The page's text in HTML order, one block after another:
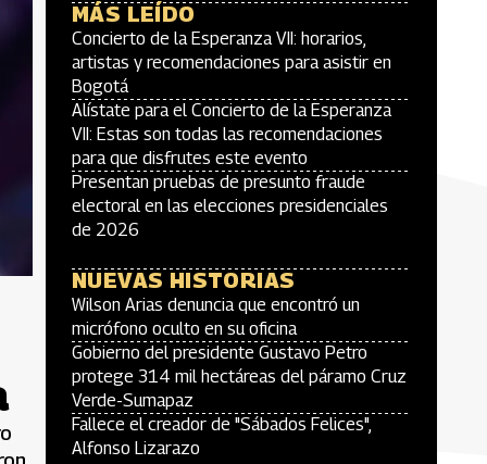
MÁS LEÍDO
Concierto de la Esperanza VII: horarios,
artistas y recomendaciones para asistir en
Bogotá
Alístate para el Concierto de la Esperanza
VII: Estas son todas las recomendaciones
para que disfrutes este evento
Presentan pruebas de presunto fraude
electoral en las elecciones presidenciales
de 2026
NUEVAS HISTORIAS
Wilson Arias denuncia que encontró un
micrófono oculto en su oficina
Gobierno del presidente Gustavo Petro
protege 314 mil hectáreas del páramo Cruz
Verde-Sumapaz
Fallece el creador de "Sábados Felices",
Alfonso Lizarazo